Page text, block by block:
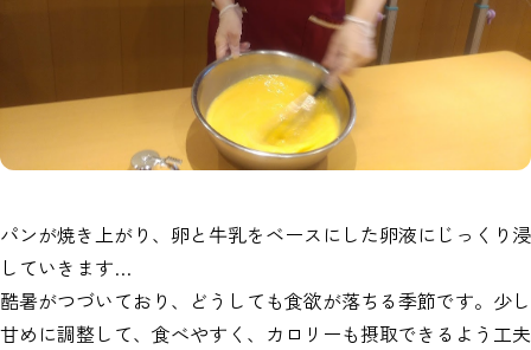
パンが焼き上がり、卵と牛乳をベースにした卵液にじっくり浸
していきます…
酷暑がつづいており、どうしても食欲が落ちる季節です。少し
甘めに調整して、食べやすく、カロリーも摂取できるよう工夫